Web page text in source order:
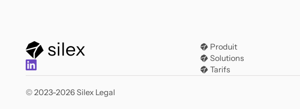
Produit
Solutions
Tarifs
© 2023-2026 Silex Legal